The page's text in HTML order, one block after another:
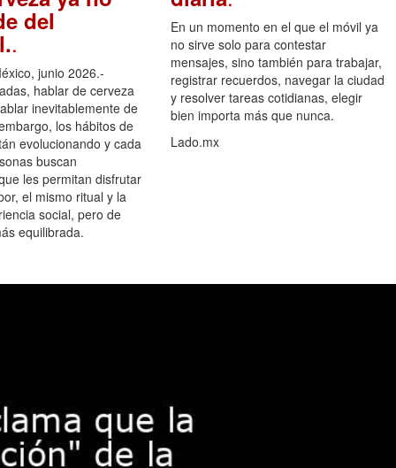
del
.
junio 2026.-
hablar de cerveza
inevitablemente de
los hábitos de
evolucionando y cada
buscan
les permitan disfrutar
el mismo ritual y la
social, pero de
equilibrada.
En un momento en el que el móvil ya
no sirve solo para contestar
mensajes, sino también para trabajar,
registrar recuerdos, navegar la ciudad
y resolver tareas cotidianas, elegir
bien importa más que nunca.
Lado.mx